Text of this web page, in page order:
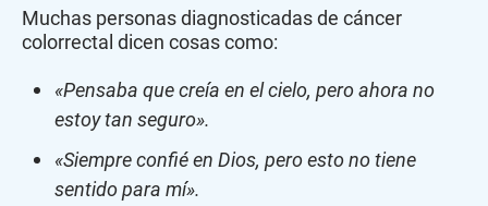
Muchas personas diagnosticadas de cáncer
colorrectal dicen cosas como:
«Pensaba que creía en el cielo, pero ahora no
estoy tan seguro».
«Siempre confié en Dios, pero esto no tiene
sentido para mí».